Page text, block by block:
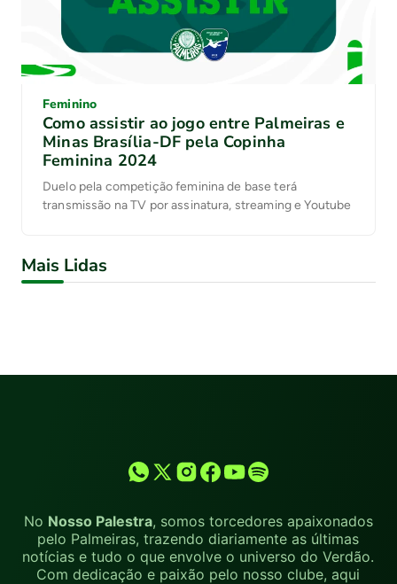
Feminino
Como assistir ao jogo entre Palmeiras e
Minas Brasília-DF pela Copinha
Feminina 2024
Duelo pela competição feminina de base terá
transmissão na TV por assinatura, streaming e Youtube
Mais Lidas
No Nosso Palestra, somos torcedores apaixonados
pelo Palmeiras, trazendo diariamente as últimas
notícias e tudo o que envolve o universo do Verdão.
Com dedicação e paixão pelo nosso clube, aqui